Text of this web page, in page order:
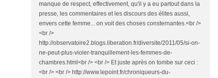
manque de respect, effectivement, qu'il y a eu partout dans la
presse, les commentaires et les discours des élites aussi,
envers cette femme... on voit des choses consternantes.<br />
<br />
http://observatoire2.blogs.liberation.fr/diversite/2011/05/si-on-
ne-peut-plus-violer-tranquillement-les-femmes-de-
chambres.html<br /> <br /> Et juste après on tombe sur ceci :
<br /> <br /> http://www.lepoint.fr/chroniqueurs-du-